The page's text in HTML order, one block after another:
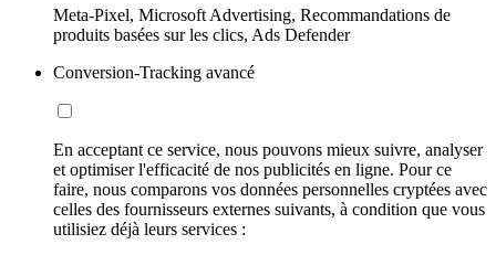
Meta-Pixel, Microsoft Advertising, Recommandations de
produits basées sur les clics, Ads Defender
Conversion-Tracking avancé
En acceptant ce service, nous pouvons mieux suivre, analyser
et optimiser l'efficacité de nos publicités en ligne. Pour ce
faire, nous comparons vos données personnelles cryptées avec
celles des fournisseurs externes suivants, à condition que vous
utilisiez déjà leurs services :